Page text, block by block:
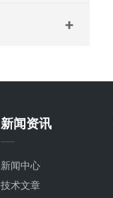
新闻资讯
新闻中心
技术文章